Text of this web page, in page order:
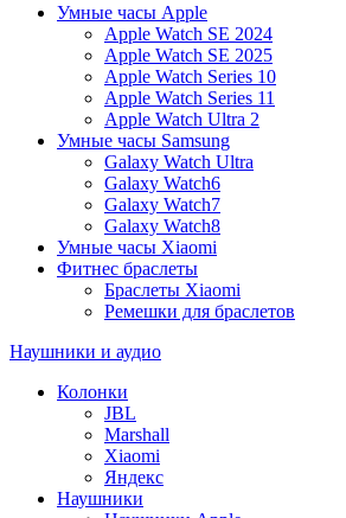
Умные часы Apple
Apple Watch SE 2024
Apple Watch SE 2025
Apple Watch Series 10
Apple Watch Series 11
Apple Watch Ultra 2
Умные часы Samsung
Galaxy Watch Ultra
Galaxy Watch6
Galaxy Watch7
Galaxy Watch8
Умные часы Xiaomi
Фитнес браслеты
Браслеты Xiaomi
Ремешки для браслетов
Наушники и аудио
Колонки
JBL
Marshall
Xiaomi
Яндекс
Наушники